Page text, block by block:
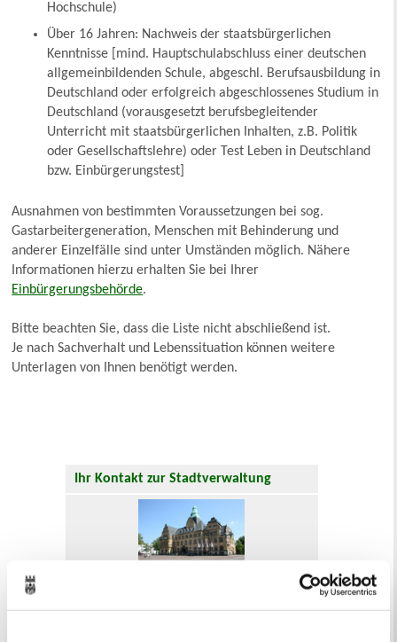
Hochschule)
Über 16 Jahren: Nachweis der staatsbürgerlichen
Kenntnisse [mind. Hauptschulabschluss einer deutschen
allgemeinbildenden Schule, abgeschl. Berufsausbildung in
Deutschland oder erfolgreich abgeschlossenes Studium in
Deutschland (vorausgesetzt berufsbegleitender
Unterricht mit staatsbürgerlichen Inhalten, z.B. Politik
oder Gesellschaftslehre) oder Test Leben in Deutschland
bzw. Einbürgerungstest]
Ausnahmen von bestimmten Voraussetzungen bei sog.
Gastarbeitergeneration, Menschen mit Behinderung und
anderer Einzelfälle sind unter Umständen möglich. Nähere
Informationen hierzu erhalten Sie bei Ihrer
Einbürgerungsbehörde.
Bitte beachten Sie, dass die Liste nicht abschließend ist.
Je nach Sachverhalt und Lebenssituation können weitere
Unterlagen von Ihnen benötigt werden.
Ihr Kontakt zur Stadtverwaltung